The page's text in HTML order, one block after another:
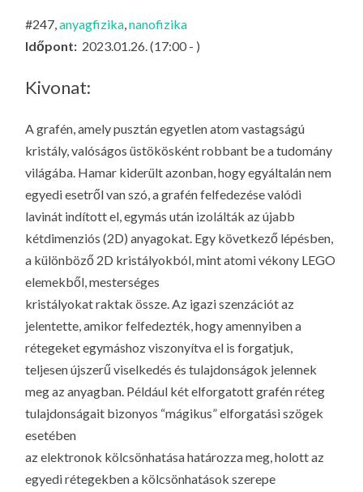
#247,anyagfizika,nanofizika
Időpont: 2023.01.26. (17:00 - )
Kivonat:
A grafén, amely pusztán egyetlen atom vastagságú
kristály, valóságos üstökösként robbant be a tudomány
világába. Hamar kiderült azonban, hogy egyáltalán nem
egyedi esetről van szó, a grafén felfedezése valódi
lavinát indított el, egymás után izolálták az újabb
kétdimenziós (2D) anyagokat. Egy következő lépésben,
a különböző 2D kristályokból, mint atomi vékony LEGO
elemekből, mesterséges
kristályokat raktak össze. Az igazi szenzációt az
jelentette, amikor felfedezték, hogy amennyiben a
rétegeket egymáshoz viszonyítva el is forgatjuk,
teljesen újszerű viselkedés és tulajdonságok jelennek
meg az anyagban. Például két elforgatott grafén réteg
tulajdonságait bizonyos “mágikus” elforgatási szögek
esetében
az elektronok kölcsönhatása határozza meg, holott az
egyedi rétegekben a kölcsönhatások szerepe